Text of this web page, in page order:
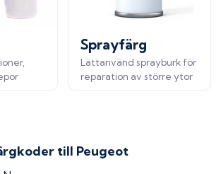
Sprayfärg
Lättanvänd sprayburk för
reparation av större ytor
till Peugeot